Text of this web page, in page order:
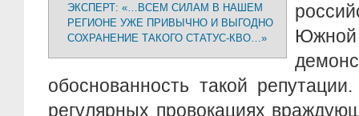
ЭКСПЕРТ: «…ВСЕМ СИЛАМ В НАШЕМ
РЕГИОНЕ УЖЕ ПРИВЫЧНО И ВЫГОДНО
СОХРАНЕНИЕ ТАКОГО СТАТУС-КВО…»
Южной
обоснованность такой
регулярных провокациях